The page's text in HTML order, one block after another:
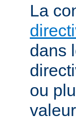
La
dans
ou